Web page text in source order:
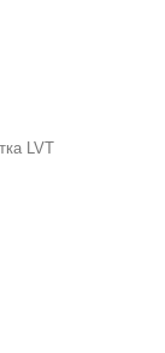
LVT